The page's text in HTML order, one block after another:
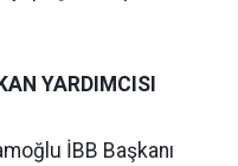
YARDIMCISI
İBB Başkanı